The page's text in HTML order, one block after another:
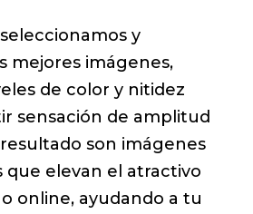
y
mejores imágenes,
de color y nitidez
sensación de amplitud
son imágenes
que elevan el atractivo
online, ayudando a tu